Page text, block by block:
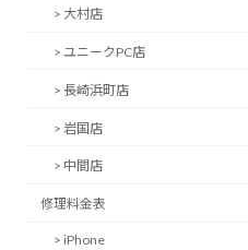
> 大村店
> ユニークPC店
> 長崎浜町店
> 岩国店
> 中間店
修理料金表
> iPhone